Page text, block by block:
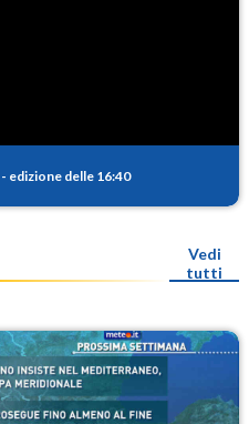
- edizione delle 16:40
Vedi
tutti